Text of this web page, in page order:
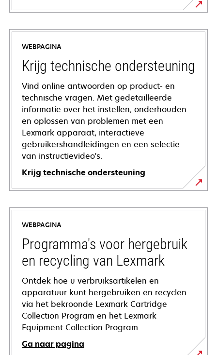
WEBPAGINA
Krijg technische ondersteuning
Vind online antwoorden op product- en
technische vragen. Met gedetailleerde
informatie over het instellen, onderhouden
en oplossen van problemen met een
Lexmark apparaat, interactieve
gebruikershandleidingen en een selectie
van instructievideo's.
Krijg technische ondersteuning
opens
in
new
tab
WEBPAGINA
Programma's voor hergebruik
en recycling van Lexmark
Ontdek hoe u verbruiksartikelen en
apparatuur kunt hergebruiken en recyclen
via het bekroonde Lexmark Cartridge
Collection Program en het Lexmark
Equipment Collection Program.
Ga naar pagina